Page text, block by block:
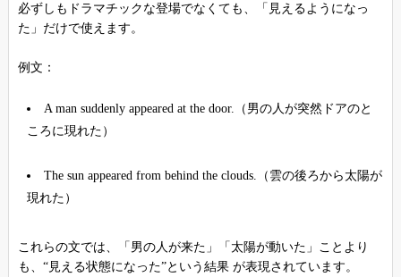
必ずしもドラマチックな登場でなくても、「見えるようになっ
た」だけで使えます。
例文：
A man suddenly appeared at the door.（男の人が突然ドアのと
ころに現れた）
The sun appeared from behind the clouds.（雲の後ろから太陽が
現れた）
これらの文では、「男の人が来た」「太陽が動いた」ことより
も、“見える状態になった”という結果 が表現されています。